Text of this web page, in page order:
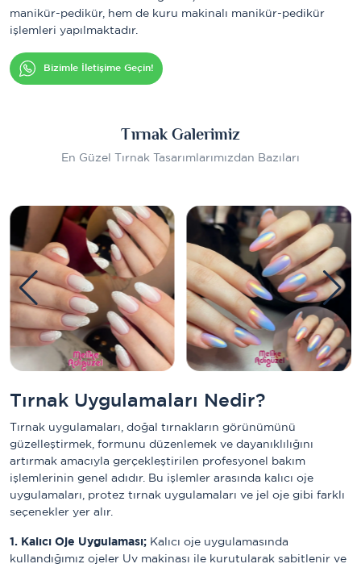
manikür-pedikür, hem de kuru makinalı manikür-pedikür
işlemleri yapılmaktadır.
Bizimle İletişime Geçin!
Tırnak Galerimiz
En Güzel Tırnak Tasarımlarımızdan Bazıları
Tırnak Uygulamaları Nedir?
Tırnak uygulamaları, doğal tırnakların görünümünü
güzelleştirmek, formunu düzenlemek ve dayanıklılığını
artırmak amacıyla gerçekleştirilen profesyonel bakım
işlemlerinin genel adıdır. Bu işlemler arasında kalıcı oje
uygulamaları, protez tırnak uygulamaları ve jel oje gibi farklı
seçenekler yer alır.
1. Kalıcı Oje Uygulaması; Kalıcı oje uygulamasında
kullandığımız ojeler Uv makinası ile kurutularak sabitlenir ve